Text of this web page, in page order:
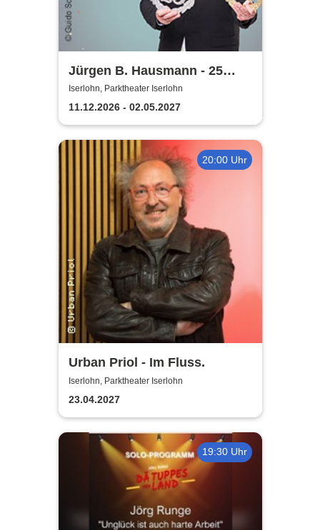
Jürgen B. Hausmann - 25
Jahre - Dat is e Ding!
Iserlohn, Parktheater Iserlohn
11.12.2026 - 02.05.2027
20:00 Uhr
Urban Priol - Im Fluss.
Iserlohn, Parktheater Iserlohn
23.04.2027
19:30 Uhr